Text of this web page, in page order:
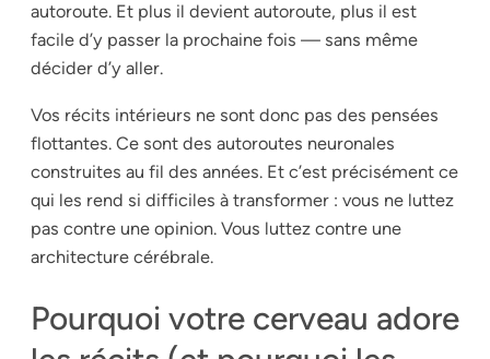
autoroute. Et plus il devient autoroute, plus il est
facile d’y passer la prochaine fois — sans même
décider d’y aller.
Vos récits intérieurs ne sont donc pas des pensées
flottantes. Ce sont des autoroutes neuronales
construites au fil des années. Et c’est précisément ce
qui les rend si difficiles à transformer : vous ne luttez
pas contre une opinion. Vous luttez contre une
architecture cérébrale.
Pourquoi votre cerveau adore